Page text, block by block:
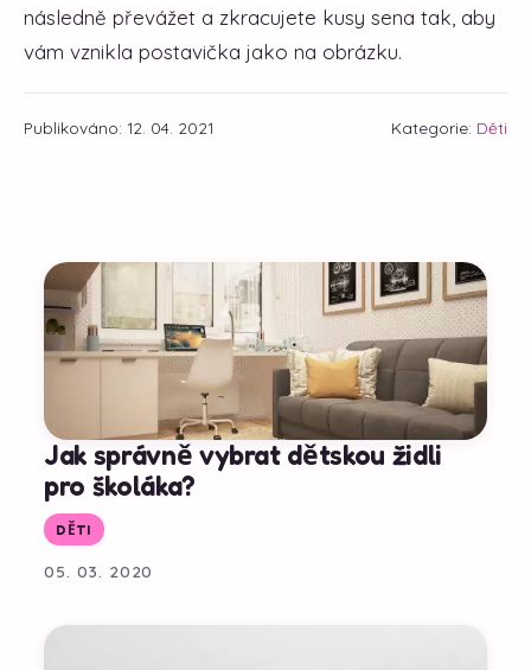
následně převážet a zkracujete kusy sena tak, aby
vám vznikla postavička jako na obrázku.
Publikováno: 12. 04. 2021 Kategorie: Děti
Jak správně vybrat dětskou židli
pro školáka?
DĚTI
05. 03. 2020